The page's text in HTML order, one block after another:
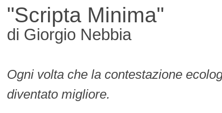
"Scripta Minima"
di Giorgio Nebbia
Ogni volta che la contestazione
diventato migliore.